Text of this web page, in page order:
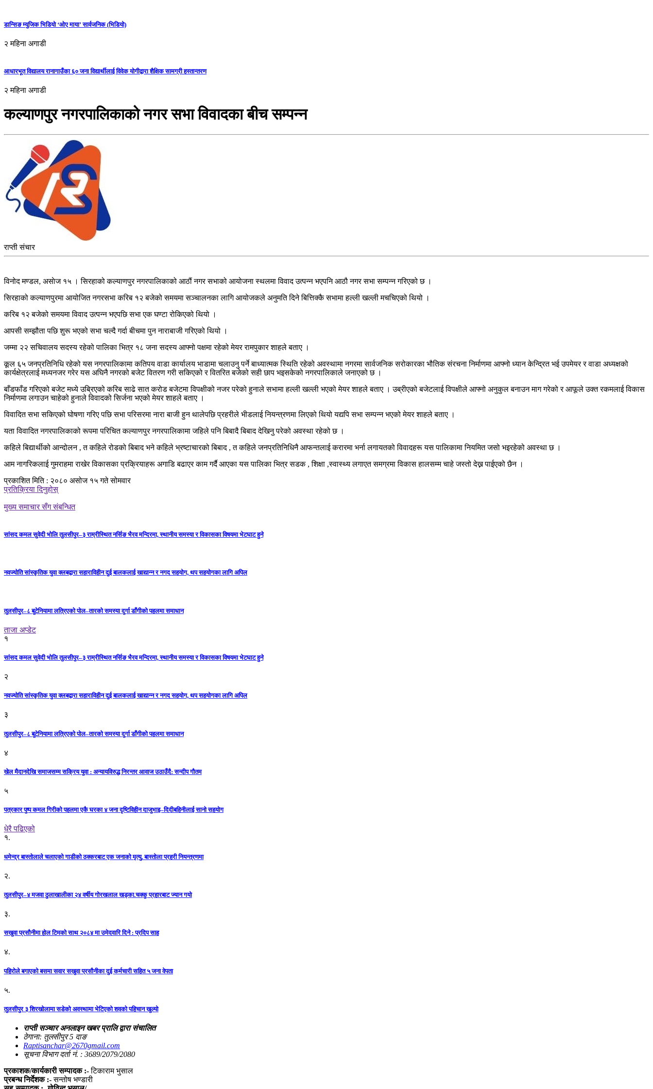
डान्सिङ म्युजिक भिडियो ‘ओए माया’ सार्वजनिक (भिडियो)
२ महिना अगाडी
आधारभूत विद्यालय रानागाउँका ६० जना विद्यार्थीलाई विवेक योगीद्वारा शैक्षिक सामग्री हस्तान्तरण
२ महिना अगाडी
कल्याणपुर नगरपालिकाको नगर सभा विवादका बीच सम्पन्न
राप्ती संचार
विनोद मण्डल, असाेज १५ । सिरहाको कल्याणपुर नगरपालिकाको आठौं नगर सभाको आयोजना स्थलमा विवाद उत्पन्न भएपनि आठौ नगर सभा सम्पन्न गरिएको छ ।
सिरहाको कल्याणपुरमा आयोजित नगरसभा करिब १२ बजेको समयमा सञ्चालनका लागि आयोजकले अनुमति दिने बित्तिक्कै सभामा हल्ली खल्ली मचचिएको थियो ।
करिब १२ बजेको समयमा विवाद उत्पन्न भएपछि सभा एक घण्टा रोकिएको थियो ।
आपसी सम्झौता पछि शुरू भएको सभा चल्दै गर्दा बीचमा पुन नाराबाजी गरिएको थियो ।
जम्मा २२ सचिवालय सदस्य रहेको पालिका भित्र १८ जना सदस्य आफ्नो पक्षमा रहेको मेयर रामपुकार शाहले बताए ।
कूल ६५ जनप्रतिनिधि रहेको यस नगरपालिकामा कतिपय वाडा कार्यालय भाडामा चलाउनु पर्ने बाध्यात्मक स्थिति रहेको अवस्थामा नगरमा सार्वजनिक सरोकारका भौतिक संरचना निर्माणमा आफ्नो ध्यान केन्द्रित भई उपमेयर र वाडा अध्यक्षको
कार्यक्षेत्रलाई मध्यनजर गरेर यस अघिनै नगरको बजेट वितरण गरी सकिएको र वितरित बजेको सही छाप भइसकेको नगरपालिकाले जनाएको छ ।
बाँडफाँड गरिएको बजेट मध्ये उब्रिएको करिब साढे सात करोड बजेटमा विपक्षीको नजर परेको हुनाले सभामा हल्ली खल्ली भएको मेयर शाहले बताए । उब्रीएको बजेटलाई विपक्षीले आफ्नो अनुकुल बनाउन माग गरेको र आफूले उक्त रकमलाई विकास
निर्माणमा लगाउन चाहेको हुनाले विवादको सिर्जना भएको मेयर शाहले बताए ।
विवादित सभा सकिएको घोषणा गरिए पछि सभा परिसरमा नारा बाजी हुन थालेपछि प्रहरीले भीडलाई नियन्त्रणमा लिएको थियो यद्यपि सभा सम्पन्न भएको मेयर शाहले बताए ।
यता विवादित नगरपालिकाको रूपमा परिचित कल्याणपुर नगरपालिकामा जहिले पनि बिबादै बिबाद देखिनु परेको अवस्था रहेको छ ।
कहिले बिद्यार्थीको आन्दोलन , त कहिले रोडको बिबाद भने कहिले भ्रष्टाचारको बिबाद , त कहिले जनप्रतिनिधिनै आफन्तलाई करारमा भर्ना लगायतको विवादहरू यस पालिकामा नियमित जसो भइरहेको अवस्था छ ।
आम नागरिकलाई गुमराहमा राखेर विकासका प्रक्रियाहरू अगाडि बढाएर काम गर्दै आएका यस पालिका भित्र सडक , शिक्षा ,स्वास्थ्य लगाएत समग्रमा विकास हालसम्म चाहे जस्तो देख्न पाईएको छैन ।
प्रकाशित मिति : २०८० असोज १५ गते सोमवार
प्रतिक्रिया दिनुहोस्
मुख्य समाचार सँग संबन्धित
सांसद कमल सुवेदी भोलि तुलसीपुर–३ राम्रीस्थित नर्सिङ भैरव मन्दिरमा, स्थानीय समस्या र विकासका विषयमा भेटघाट हुने
नवज्योति सांस्कृतिक युवा क्लबद्वारा सहाराविहीन दुई बालकलाई खाद्यान्न र नगद सहयोग, थप सहयोगका लागि अपिल
तुलसीपुर–८ बुटेनियामा लत्रिएको पोल–तारको समस्या दुर्गा डाँगीको पहलमा समाधान
ताजा अप्डेट
१
सांसद कमल सुवेदी भोलि तुलसीपुर–३ राम्रीस्थित नर्सिङ भैरव मन्दिरमा, स्थानीय समस्या र विकासका विषयमा भेटघाट हुने
२
नवज्योति सांस्कृतिक युवा क्लबद्वारा सहाराविहीन दुई बालकलाई खाद्यान्न र नगद सहयोग, थप सहयोगका लागि अपिल
३
तुलसीपुर–८ बुटेनियामा लत्रिएको पोल–तारको समस्या दुर्गा डाँगीको पहलमा समाधान
४
खेल मैदानदेखि समाजसम्म सक्रिय युवा : अन्यायविरुद्ध निरन्तर आवाज उठाउँदै: सन्दीप गौतम
५
पत्रकार पुष्प कमल गिरीको पहलमा एकै घरका ४ जना दृष्टिविहीन दाजुभाइ–दिदीबहिनीलाई सानो सहयोग
धेरै पढिएको
१.
धमेन्द्र बास्तोलाले चलाएको गाडीको ठक्करबाट एक जनाको मृत्यु, बास्तोला प्रहरी नियन्त्रणमा
२.
तुलसीपुर–४ मजवा ठुलाखालीका २४ वर्षीय गोरखलाल खड्का.चक्कु प्रहारबाट ज्यान गयो
३.
सखुवा प्रसौनीमा होल टिमको साथ २०८४ मा उमेदवारि दिने : प्रदिप साह
४.
पहिराेले बगाएकाे बसमा सवार सखुवा प्रसाैनीका दुई कर्मचारी सहित ५ जना वेपता
५.
तुलसीपुर ३ शिरखोलामा सडेको अवस्थामा भेटिएको शवको पहिचान खुल्यो
राप्ती सञ्चार अनलाइन खबर प्रालि द्वारा संचालित
ठेगाना: तुलसीपुर 5 दाङ
Raptisanchar@2670gmail.com
सूचना विभाग दर्ता नं. : 3689/2079/2080
प्रकाशक/कार्यकारी सम्पादक :-टिकाराम भुसाल
प्रबन्ध निर्देशक :-सन्तोष भण्डारी